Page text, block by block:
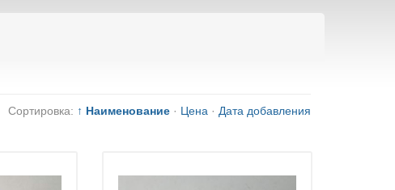
Сортировка: ↑ Наименование · Цена · Дата добавления